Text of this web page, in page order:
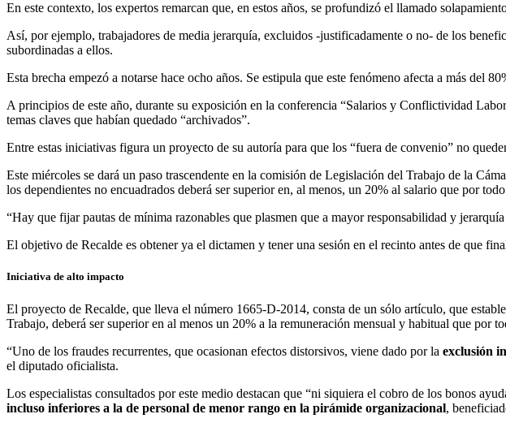
En este contexto, los expertos remarcan que, en estos años, se profundizó el llamado
Así, por ejemplo, trabajadores de media jerarquía, excluidos -justificadamente o no- de los
subordinadas a ellos.
Esta brecha empezó a notarse hace ocho años. Se estipula que este fenómeno afecta a más del
A principios de este año, durante su exposición en la conferencia “Salarios y Conflictividad
temas claves que habían quedado “archivados”.
Entre estas iniciativas figura un proyecto de su autoría para que los “fuera de convenio” no
Este miércoles se dará un paso trascendente en la comisión de Legislación del Trabajo de la
los dependientes no encuadrados deberá ser superior en, al menos, un 20% al salario que por
“Hay que fijar pautas de mínima razonables que plasmen que a mayor responsabilidad y
El objetivo de Recalde es obtener ya el dictamen y tener una sesión en el recinto antes de que
Iniciativa de alto impacto
El proyecto de Recalde, que lleva el número 1665-D-2014, consta de un sólo artículo, que
Trabajo, deberá ser superior en al menos un 20% a la remuneración mensual y habitual que
“Uno de los fraudes recurrentes, que ocasionan efectos distorsivos, viene dado por la exclusión
el diputado oficialista.
Los especialistas consultados por este medio destacan que “ni siquiera el cobro de los bonos
incluso inferiores a la de personal de menor rango en la pirámide organizacional,